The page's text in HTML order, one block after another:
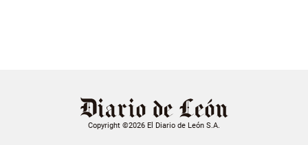
Copyright ©2026 El Diario de León S.A.